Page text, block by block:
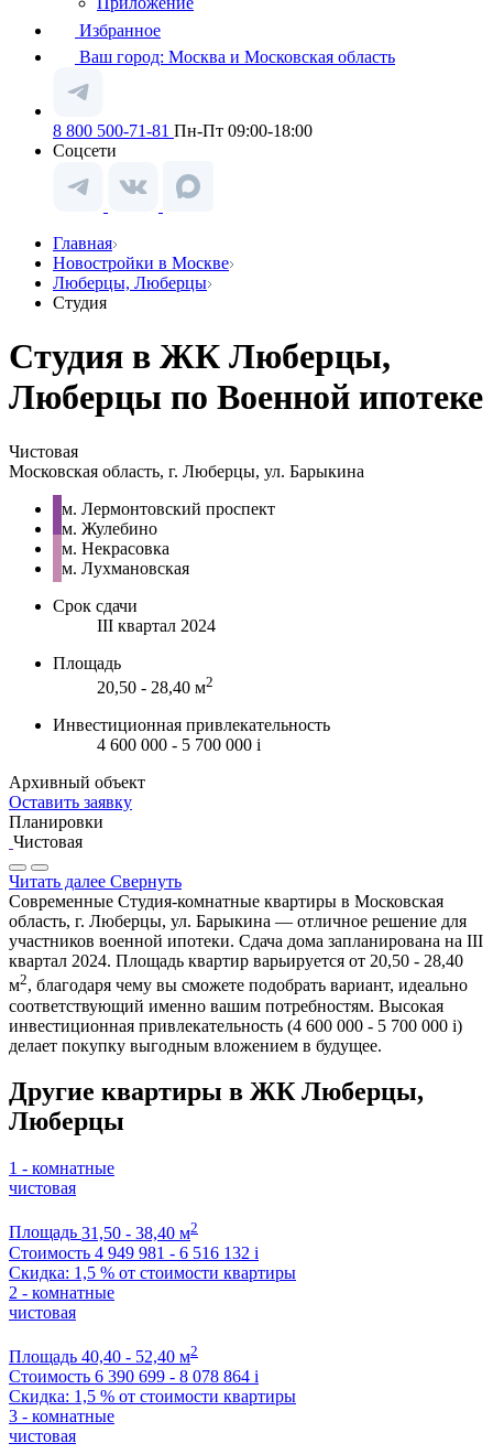
Избранное
Ваш город: Москва и Московская область
8 800 500-71-81 Пн-Пт 09:00-18:00
Соцсети
Главная
Новостройки в Москве
Люберцы, Люберцы
Студия
Студия в ЖК Люберцы,
Люберцы по Военной ипотеке
Чистовая
Московская область, г. Люберцы, ул. Барыкина
м. Лермонтовский проспект
м. Жулебино
м. Некрасовка
м. Лухмановская
Срок сдачи
III квартал 2024
Площадь
20,50 - 28,40 м2
Инвестиционная привлекательность
4 600 000 - 5 700 000 i
Архивный объект
Оставить заявку
Планировки
Чистовая
Читать далее Свернуть
Современные Студия-комнатные квартиры в Московская
область, г. Люберцы, ул. Барыкина — отличное решение для
участников военной ипотеки. Сдача дома запланирована на III
квартал 2024. Площадь квартир варьируется от 20,50 - 28,40
м2, благодаря чему вы сможете подобрать вариант, идеально
соответствующий именно вашим потребностям. Высокая
инвестиционная привлекательность (4 600 000 - 5 700 000 i)
делает покупку выгодным вложением в будущее.
Другие квартиры в ЖК Люберцы,
Люберцы
1 - комнатные
чистовая
Площадь 31,50 - 38,40 м2
Стоимость 4 949 981 - 6 516 132 i
Скидка: 1,5 % от стоимости квартиры
2 - комнатные
чистовая
Площадь 40,40 - 52,40 м2
Стоимость 6 390 699 - 8 078 864 i
Скидка: 1,5 % от стоимости квартиры
3 - комнатные
чистовая